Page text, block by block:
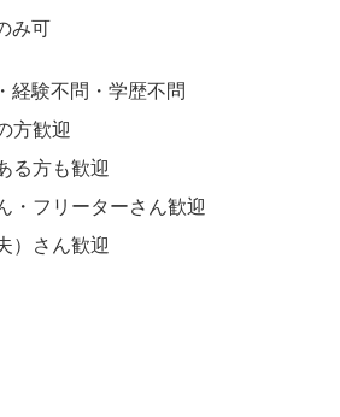
み可
経験不問・学歴不問
方歓迎
る方も歓迎
・フリーターさん歓迎
）さん歓迎